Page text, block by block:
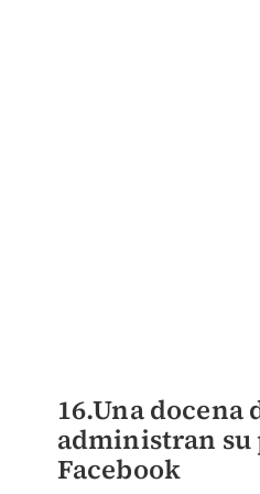
16.Una docena
administran su
Facebook